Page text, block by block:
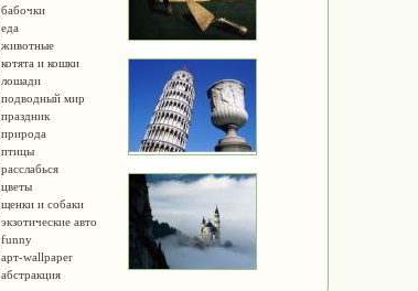
бабочки
еда
животные
котята и кошки
лошади
подводный мир
праздник
природа
птицы
расслабься
цветы
щенки и собаки
экзотические авто
funny
арт-wallpaper
абстракция